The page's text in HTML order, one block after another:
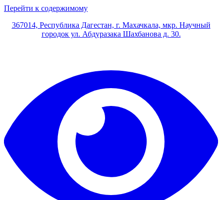
Перейти к содержимому
367014, Республика Дагестан, г. Махачкала, мкр. Научный
городок ул. Абдуразака Шахбанова д. 30.